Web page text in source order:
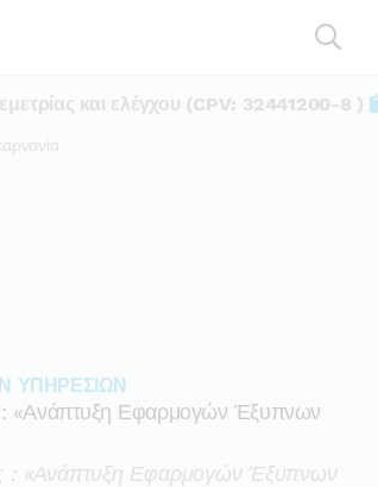
και ελέγχου (CPV: 32441200-8 )
ΥΠΗΡΕΣΙΩΝ
«ανάπτυξη Εφαρμογών Έξυπνων
: «ανάπτυξη Εφαρμογών Έξυπνων